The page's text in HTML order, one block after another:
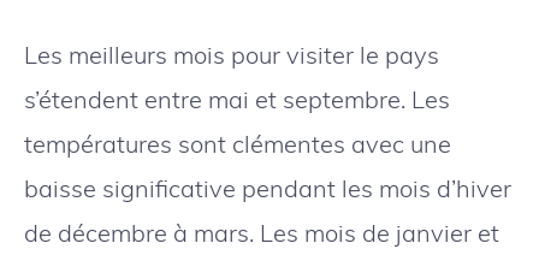
Les meilleurs mois pour visiter le pays
s’étendent entre mai et septembre. Les
températures sont clémentes avec une
baisse significative pendant les mois d’hiver
de décembre à mars. Les mois de janvier et